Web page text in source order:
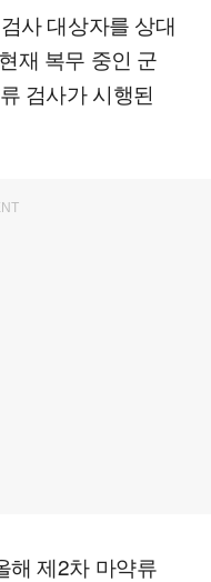
사 대상자를 상대
재 복무 중인 군
검사가 시행된
해 제2차 마약류